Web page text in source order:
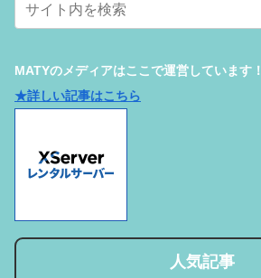
MATYのメディアはここで運営しています！
★詳しい記事はこちら
人気記事